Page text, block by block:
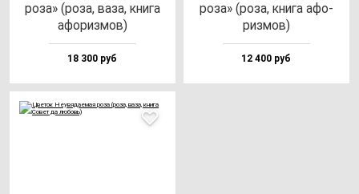
ро­за» (ро­за, ва­за, кни­га
афо­риз­мов)
18 300 руб
ро­за» (ро­за, кни­га афо­
риз­мов)
12 400 руб